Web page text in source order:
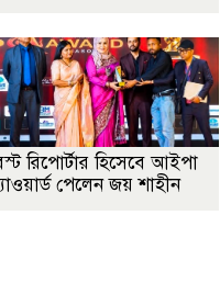
রিপোর্টার হিসেবে আইপা
পেলেন জয় শাহীন